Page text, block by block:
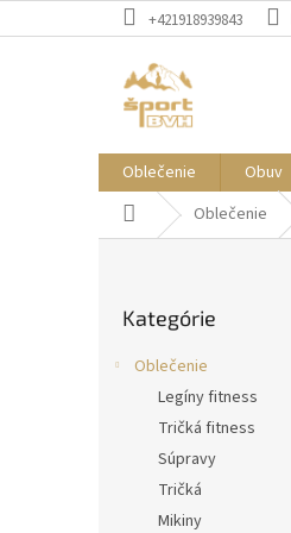
na
+421918939843
Oblečenie Obuv
Domov Oblečenie
kategórie
Kategórie
Oblečenie
Legíny fitness
Tričká fitness
Súpravy
Tričká
Mikiny